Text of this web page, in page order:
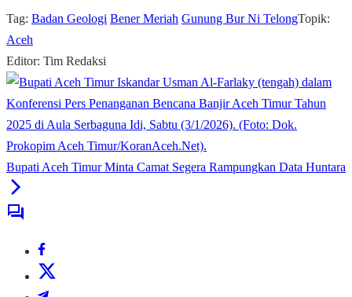
Tag: Badan Geologi Bener Meriah Gunung Bur Ni TelongTopik:
Aceh
Editor: Tim Redaksi
Bupati Aceh Timur Minta Camat Segera Rampungkan Data Huntara